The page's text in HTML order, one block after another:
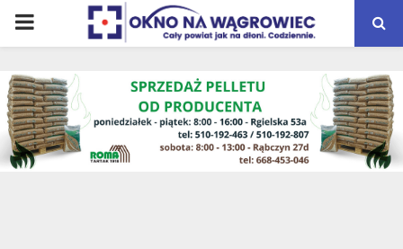
PRIMARY
MENU